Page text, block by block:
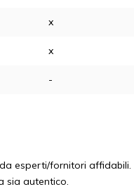
x
x
-
esperti/fornitori affidabili.
sia autentico.